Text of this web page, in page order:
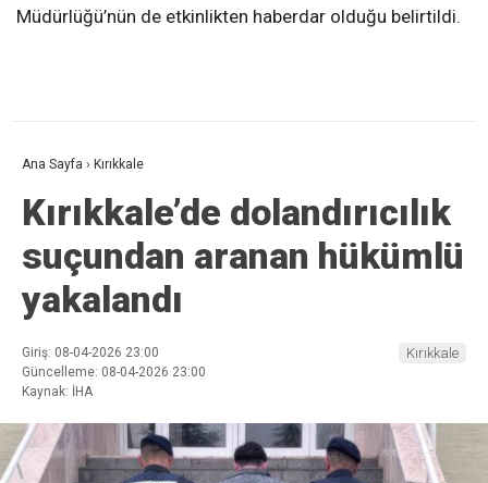
Müdürlüğü’nün de etkinlikten haberdar olduğu belirtildi.
Ana Sayfa › Kırıkkale
Kırıkkale’de dolandırıcılık
suçundan aranan hükümlü
yakalandı
Giriş: 08-04-2026 23:00
Güncelleme: 08-04-2026 23:00
Kaynak: İHA
Kırıkkale